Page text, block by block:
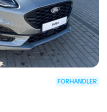
FORHANDLER